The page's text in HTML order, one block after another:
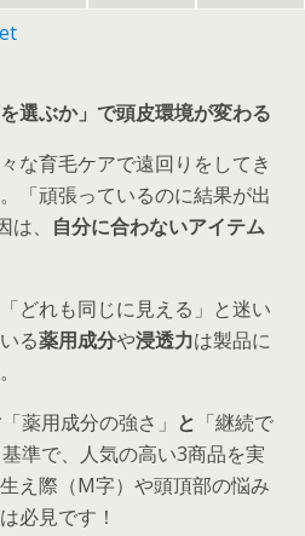
選ぶか」で頭皮環境が変わる
な育毛ケアで遠回りをしてき
「頑張っているのに結果が出
、 自分に合わないアイテム
どれも同じに見える」と迷い
る薬用成分や浸透力は製品に
薬用成分の強さ」 と 「継続で
準で、人気の高い3商品を実
え際（M字）や頭頂部の悩み
必見です！